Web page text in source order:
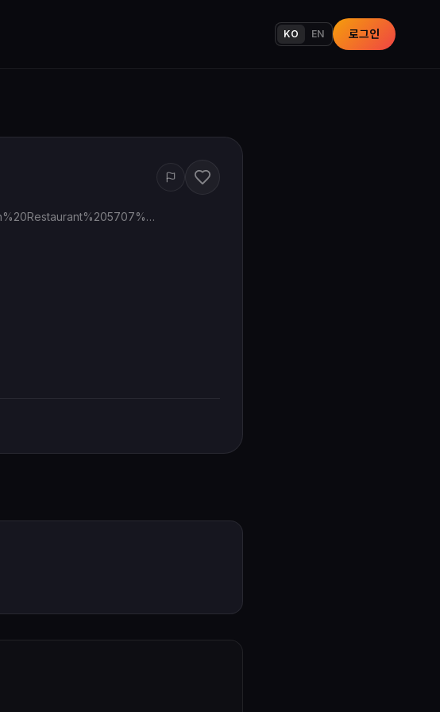
KO EN 로그인
www.google.com/maps/search/?api=1&query=JeonJu%20Korean%20Restaurant%205707%20Dempster%20St%20Morton%20Grove%20IL